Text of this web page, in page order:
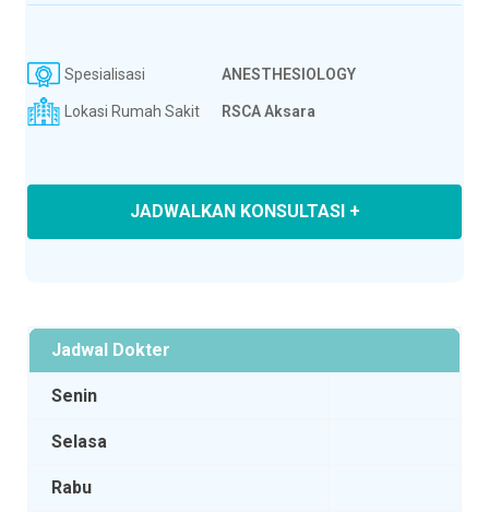
Spesialisasi ANESTHESIOLOGY
Lokasi Rumah Sakit RSCA Aksara
JADWALKAN KONSULTASI +
Jadwal Dokter
Senin
Selasa
Rabu